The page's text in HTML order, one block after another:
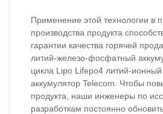
Применение этой технологии в
производства продукта
гарантии качества горячей
литий-железо-фосфатный
цикла Lipo Lifepo4 литий-
аккумулятор Telecom. Чтобы
продукта, наши инженеры по
разработкам постоянно